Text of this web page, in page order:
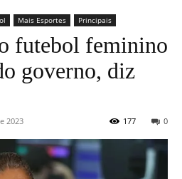
Mais Esportes Principais
futebol feminino
governo, diz
2023 0
177